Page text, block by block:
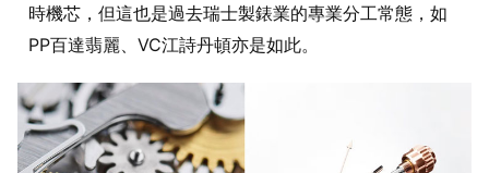
時機芯，但這也是過去瑞士製錶業的專業分工常態，如
PP百達翡麗、VC江詩丹頓亦是如此。